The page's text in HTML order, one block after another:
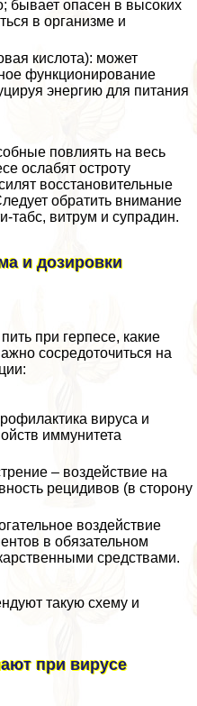
бывает опасен в высоких
в организме и
кислота): может
функционирование
энергию для питания
повлиять на весь
ослабят остроту
восстановительные
обратить внимание
табс, витрум и супрадин.
и дозировки
при гepпeсе, какие
сосредоточиться на
вируса и
иммунитета
– воздействие на
рецидивов (в сторону
воздействие
в обязательном
средствами.
такую схему и
при вирусе